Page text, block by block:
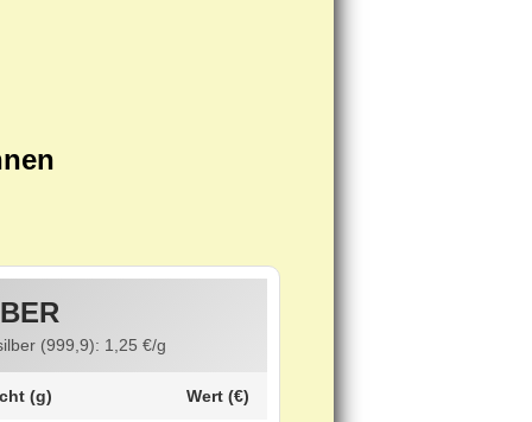
(999,9): 1,25 €/g
(g) Wert (€)